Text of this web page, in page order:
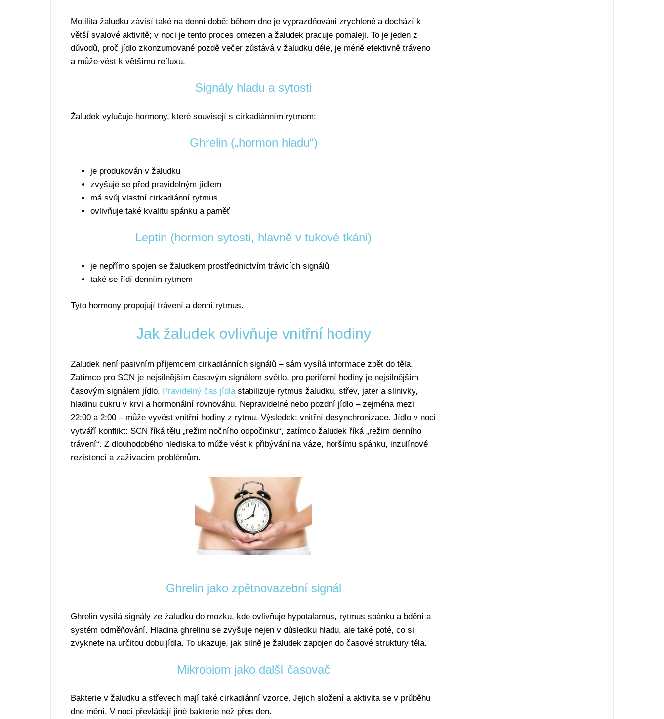
Motilita žaludku závisí také na denní době: během dne je vyprazdňování zrychlené a dochází k
větší svalové aktivitě; v noci je tento proces omezen a žaludek pracuje pomaleji. To je jeden z
důvodů, proč jídlo zkonzumované pozdě večer zůstává v žaludku déle, je méně efektivně tráveno
a může vést k většímu refluxu.
Signály hladu a sytosti
Žaludek vylučuje hormony, které souvisejí s cirkadiánním rytmem:
Ghrelin („hormon hladu“)
je produkován v žaludku
zvyšuje se před pravidelným jídlem
má svůj vlastní cirkadiánní rytmus
ovlivňuje také kvalitu spánku a paměť
Leptin (hormon sytosti, hlavně v tukové tkáni)
je nepřímo spojen se žaludkem prostřednictvím trávicích signálů
také se řídí denním rytmem
Tyto hormony propojují trávení a denní rytmus.
Jak žaludek ovlivňuje vnitřní hodiny
Žaludek není pasivním příjemcem cirkadiánních signálů – sám vysílá informace zpět do těla.
Zatímco pro SCN je nejsilnějším časovým signálem světlo, pro periferní hodiny je nejsilnějším
časovým signálem jídlo. Pravidelný čas jídlastabilizuje rytmus žaludku, střev, jater a slinivky,
hladinu cukru v krvi a hormonální rovnováhu. Nepravidelné nebo pozdní jídlo – zejména mezi
22:00 a 2:00 – může vyvést vnitřní hodiny z rytmu. Výsledek: vnitřní desynchronizace. Jídlo v noci
vytváří konflikt: SCN říká tělu „režim nočního odpočinku“, zatímco žaludek říká „režim denního
trávení“. Z dlouhodobého hlediska to může vést k přibývání na váze, horšímu spánku, inzulínové
rezistenci a zažívacím problémům.
Ghrelin jako zpětnovazební signál
Ghrelin vysílá signály ze žaludku do mozku, kde ovlivňuje hypotalamus, rytmus spánku a bdění a
systém odměňování. Hladina ghrelinu se zvyšuje nejen v důsledku hladu, ale také poté, co si
zvyknete na určitou dobu jídla. To ukazuje, jak silně je žaludek zapojen do časové struktury těla.
Mikrobiom jako další časovač
Bakterie v žaludku a střevech mají také cirkadiánní vzorce. Jejich složení a aktivita se v průběhu
dne mění. V noci převládají jiné bakterie než přes den.